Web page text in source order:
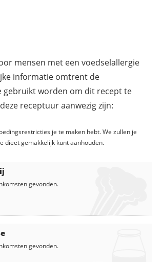
mensen met een voedselallergie
informatie omtrent de
gebruikt worden om dit recept te
receptuur aanwezig zijn:
je te maken hebt. We zullen je
dieët gemakkelijk kunt aanhouden.
gevonden.
gevonden.